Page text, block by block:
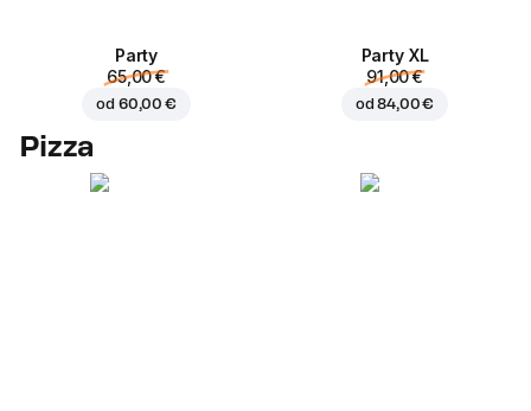
Party
65,00 €
od 60,00 €
Party XL
91,00 €
od84,00 €
Pizza